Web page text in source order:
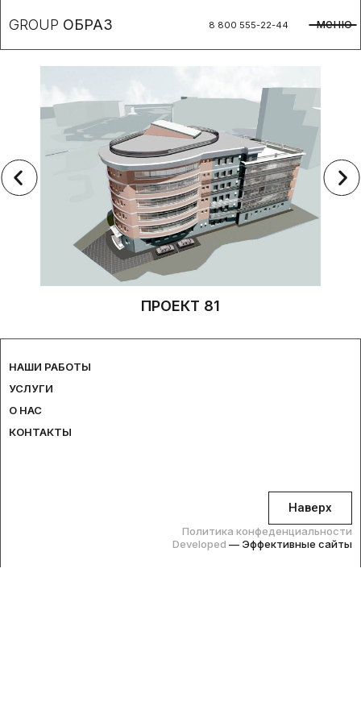
GROUP ОБРАЗ 8 800 555-22-44 меню
ПРОЕКТ 81
НАШИ РАБОТЫ
УСЛУГИ
О НАС
КОНТАКТЫ
Наверх
Политика конфеденциальности
Developed — Эффективные сайты